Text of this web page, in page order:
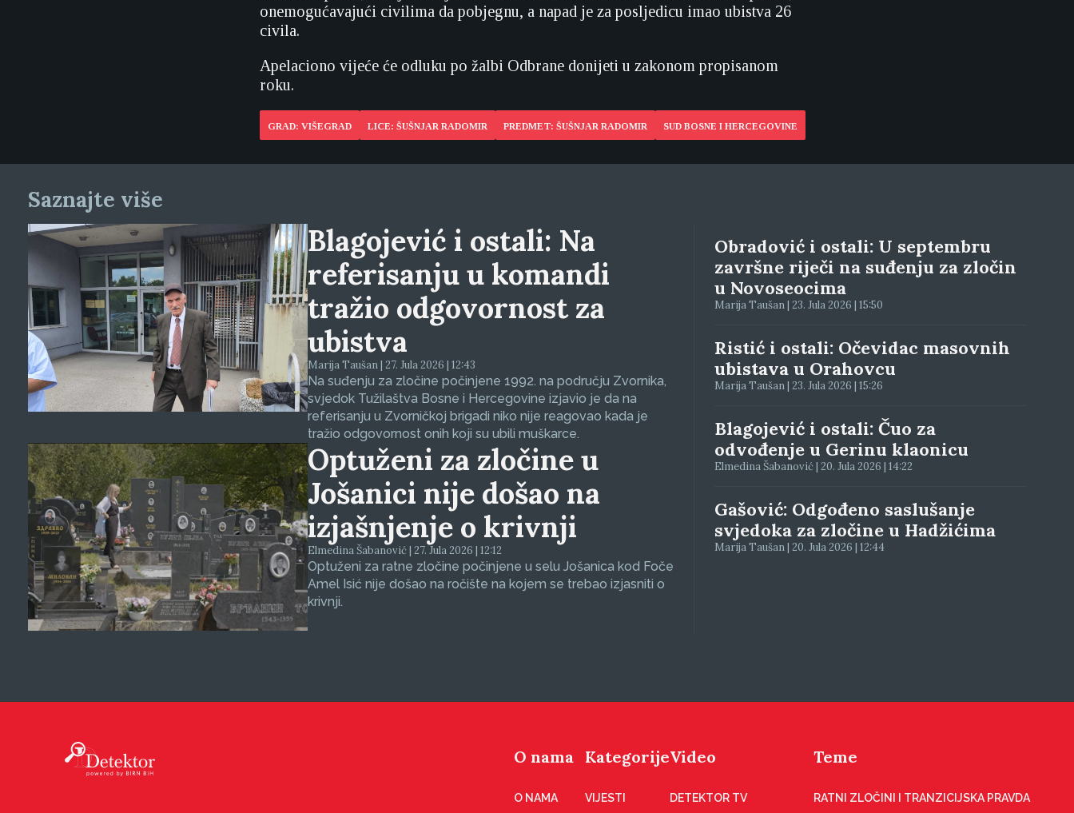
onemogućavajući civilima da pobjegnu, a napad je za posljedicu imao ubistva 26
civila.
Apelaciono vijeće će odluku po žalbi Odbrane donijeti u zakonom propisanom
roku.
GRAD: VIŠEGRAD LICE: ŠUŠNJAR RADOMIR PREDMET: ŠUŠNJAR RADOMIR SUD BOSNE I HERCEGOVINE
Saznajte više
Blagojević i ostali: Na
referisanju u komandi
tražio odgovornost za
ubistva
Marija Taušan | 27. Jula 2026 | 12:43
Na suđenju za zločine počinjene 1992. na području Zvornika,
svjedok Tužilaštva Bosne i Hercegovine izjavio je da na
referisanju u Zvorničkoj brigadi niko nije reagovao kada je
tražio odgovornost onih koji su ubili muškarce.
Optuženi za zločine u
Jošanici nije došao na
izjašnjenje o krivnji
Elmedina Šabanović | 27. Jula 2026 | 12:12
Optuženi za ratne zločine počinjene u selu Jošanica kod Foče
Amel Isić nije došao na ročište na kojem se trebao izjasniti o
krivnji.
Obradović i ostali: U septembru
završne riječi na suđenju za zločin
u Novoseocima
Marija Taušan | 23. Jula 2026 | 15:50
Ristić i ostali: Očevidac masovnih
ubistava u Orahovcu
Marija Taušan | 23. Jula 2026 | 15:26
Blagojević i ostali: Čuo za
odvođenje u Gerinu klaonicu
Elmedina Šabanović | 20. Jula 2026 | 14:22
Gašović: Odgođeno saslušanje
svjedoka za zločine u Hadžićima
Marija Taušan | 20. Jula 2026 | 12:44
O nama
O NAMA
Kategorije
VIJESTI
Video
DETEKTOR TV
Teme
RATNI ZLOČINI I TRANZICIJSKA PRAVDA